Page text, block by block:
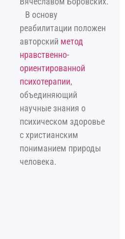
В основу
реабилитации положен
авторский метод
нравственно-
ориентированной
психотерапии,
объединяющий
научные знания о
психическом здоровье
с христианским
пониманием природы
человека.